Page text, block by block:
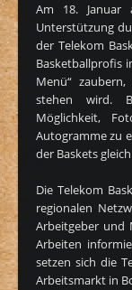
Am 18. Januar
Unterstützung
der Telekom
Basketballprofis
Menü“
stehen wird.
Möglichkeit,
Autogramme zu
der Baskets
Die Telekom
regionalen
Arbeitgeber und
Arbeiten
setzen sich die
Arbeitsmarkt in